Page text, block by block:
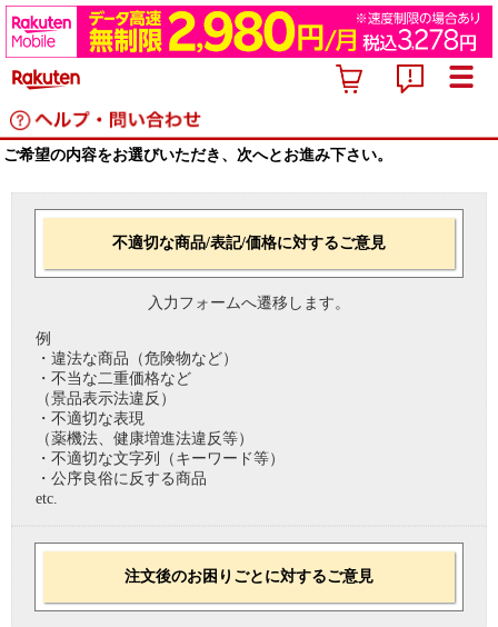
ご希望の内容をお選びいただき、次へとお進み下さい。
不適切な商品/表記/価格に対するご意見
入力フォームへ遷移します。
例
・違法な商品（危険物など）
・不当な二重価格など
（景品表示法違反）
・不適切な表現
（薬機法、健康増進法違反等）
・不適切な文字列（キーワード等）
・公序良俗に反する商品
etc.
注文後のお困りごとに対するご意見